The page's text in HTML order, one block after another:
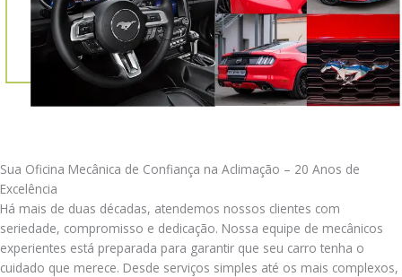
Sua Oficina Mecânica de Confiança na Aclimação – 20 Anos de
Excelência
Há mais de duas décadas, atendemos nossos clientes com
seriedade, compromisso e dedicação. Nossa equipe de mecânicos
experientes está preparada para garantir que seu carro tenha o
cuidado que merece. Desde serviços simples até os mais complexos,